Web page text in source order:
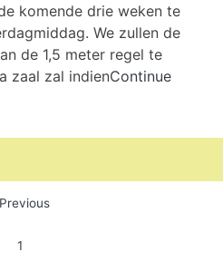
komende drie weken te
We zullen de
de 1,5 meter regel te
zaal zal indienContinue
Previous
1